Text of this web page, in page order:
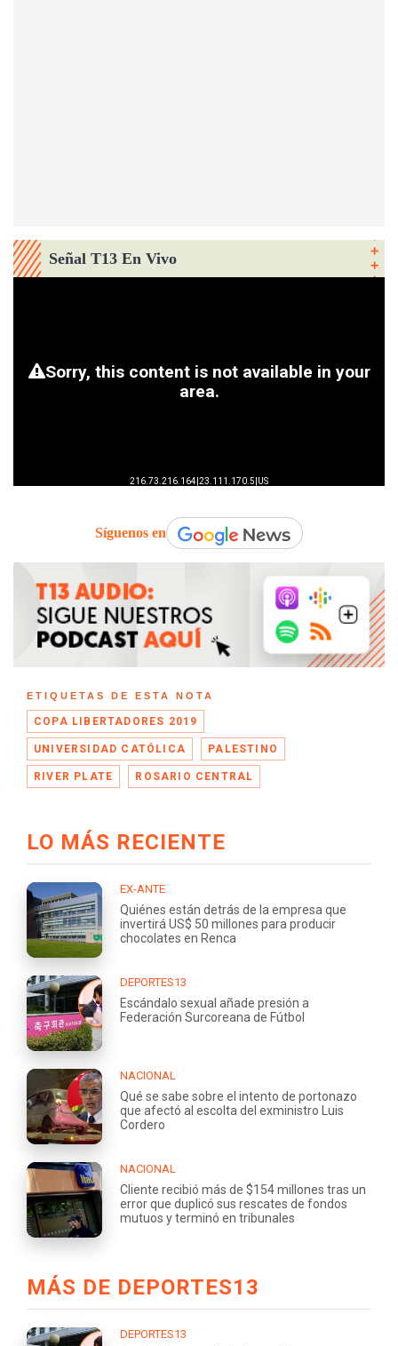
Señal T13 En Vivo
Síguenos en
ETIQUETAS DE ESTA NOTA
COPA LIBERTADORES 2019
UNIVERSIDAD CATÓLICA PALESTINO
RIVER PLATE ROSARIO CENTRAL
LO MÁS RECIENTE
EX-ANTE
Quiénes están detrás de la empresa que
invertirá US$ 50 millones para producir
chocolates en Renca
DEPORTES13
Escándalo sexual añade presión a
Federación Surcoreana de Fútbol
NACIONAL
Qué se sabe sobre el intento de portonazo
que afectó al escolta del exministro Luis
Cordero
NACIONAL
Cliente recibió más de $154 millones tras un
error que duplicó sus rescates de fondos
mutuos y terminó en tribunales
MÁS DE DEPORTES13
DEPORTES13